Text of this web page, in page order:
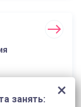
занять: